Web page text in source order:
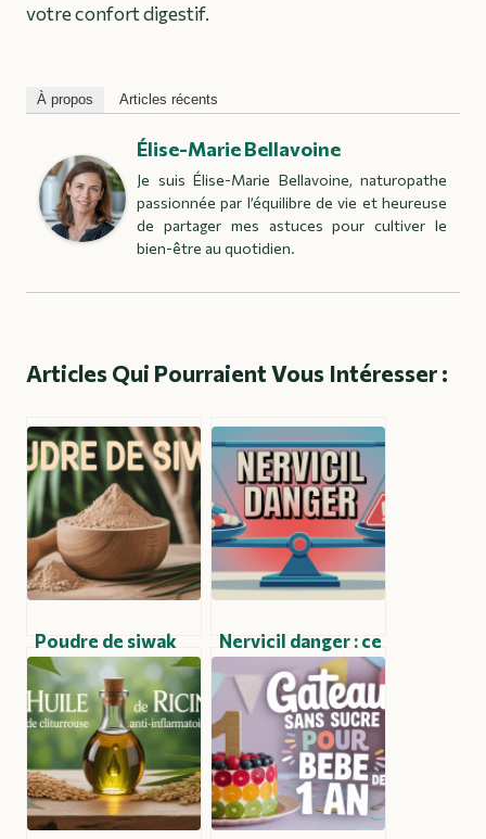
votre confort digestif.
À propos Articles récents
Élise-Marie Bellavoine
Je suis Élise-Marie Bellavoine, naturopathe
passionnée par l’équilibre de vie et heureuse
de partager mes astuces pour cultiver le
bien-être au quotidien.
Articles Qui Pourraient Vous Intéresser :
Poudre de siwak
pour une hygiène
bucco-dentaire
naturelle et
efficace
Nervicil danger : ce
que vous devez
absolument savoir